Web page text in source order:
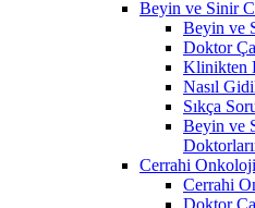
Beyin ve Sinir
Beyin ve
Doktor
Klinikten
Nasıl
Sıkça
Beyin ve
Cerrahi
Cerrahi
Doktor